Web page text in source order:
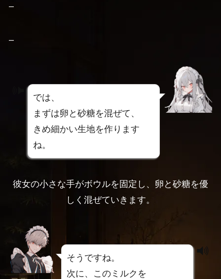
–
–
では、
まずは卵と砂糖を混ぜて、
きめ細かい生地を作ります
ね。
彼女の小さな手がボウルを固定し、卵と砂糖を優
しく混ぜていきます。
そうですね。
次に、このミルクを